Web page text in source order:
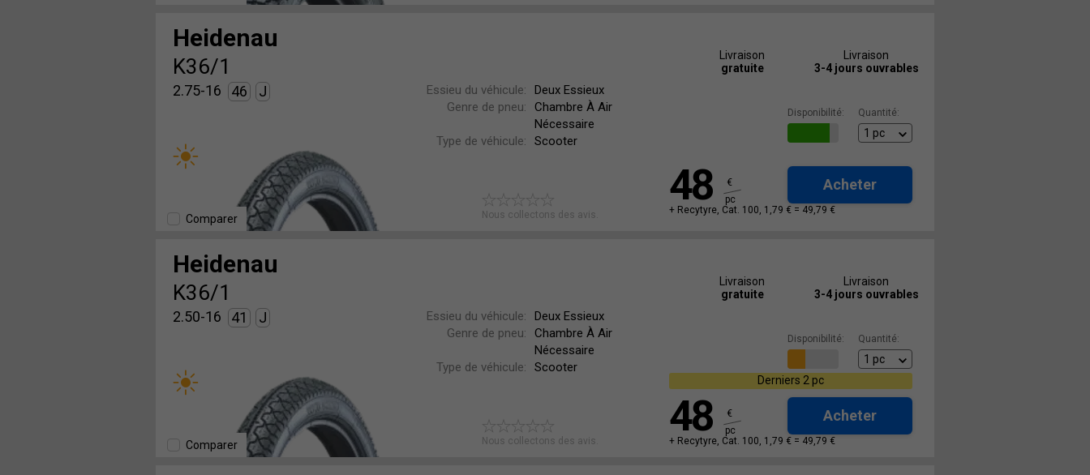
Heidenau
K36/1
2.75-16 46 J
Comparer
Essieu du véhicule:
Deux Essieux
Genre de pneu:
Chambre À Air
Nécessaire
Type de véhicule:
Scooter
Nous collectons des avis.
Livraison
gratuite
Livraison
3-4 jours ouvrables
Disponibilité: Quantité:
48
€
pc
Acheter
+ Recytyre, Cat. 100, 1,79 € = 49,79 €
Heidenau
K36/1
2.50-16 41 J
Comparer
Essieu du véhicule:
Deux Essieux
Genre de pneu:
Chambre À Air
Nécessaire
Type de véhicule:
Scooter
Nous collectons des avis.
Livraison
gratuite
Livraison
3-4 jours ouvrables
Disponibilité: Quantité:
Derniers 2 pc
48
€
pc
Acheter
+ Recytyre, Cat. 100, 1,79 € = 49,79 €